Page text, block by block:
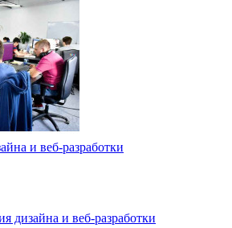
и веб-разработки
дизайна и веб-разработки